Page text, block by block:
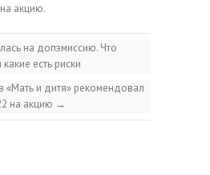
акцию.
на допэмиссию. Что
есть риски
«Мать и дитя» рекомендовал
на акцию →